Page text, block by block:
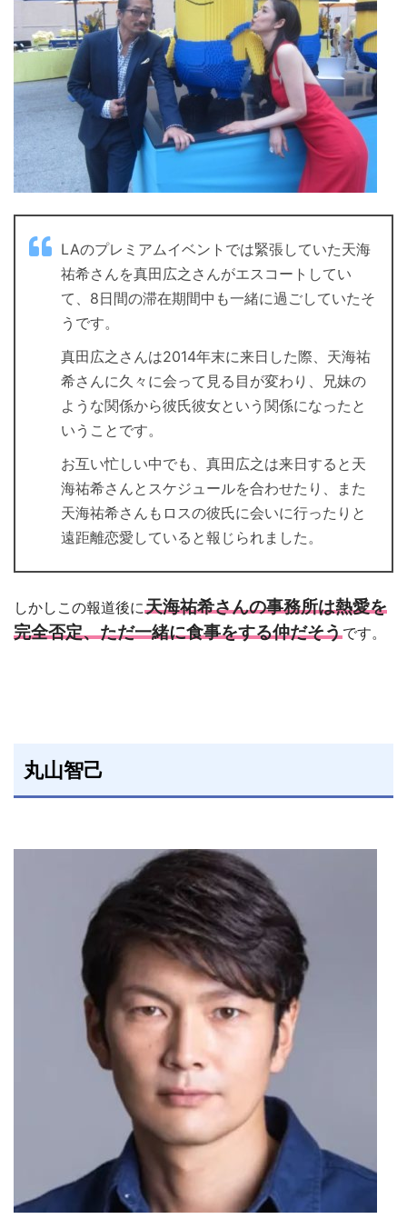
LAのプレミアムイベントでは緊張していた天海
祐希さんを真田広之さんがエスコートしてい
て、8日間の滞在期間中も一緒に過ごしていたそ
うです。
真田広之さんは2014年末に来日した際、天海祐
希さんに久々に会って見る目が変わり、兄妹の
ような関係から彼氏彼女という関係になったと
いうことです。
お互い忙しい中でも、真田広之は来日すると天
海祐希さんとスケジュールを合わせたり、また
天海祐希さんもロスの彼氏に会いに行ったりと
遠距離恋愛していると報じられました。
しかしこの報道後に天海祐希さんの事務所は熱愛を
完全否定、ただ一緒に食事をする仲だそうです。
丸山智己